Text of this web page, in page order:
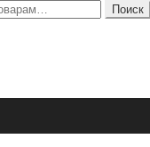
Поиск